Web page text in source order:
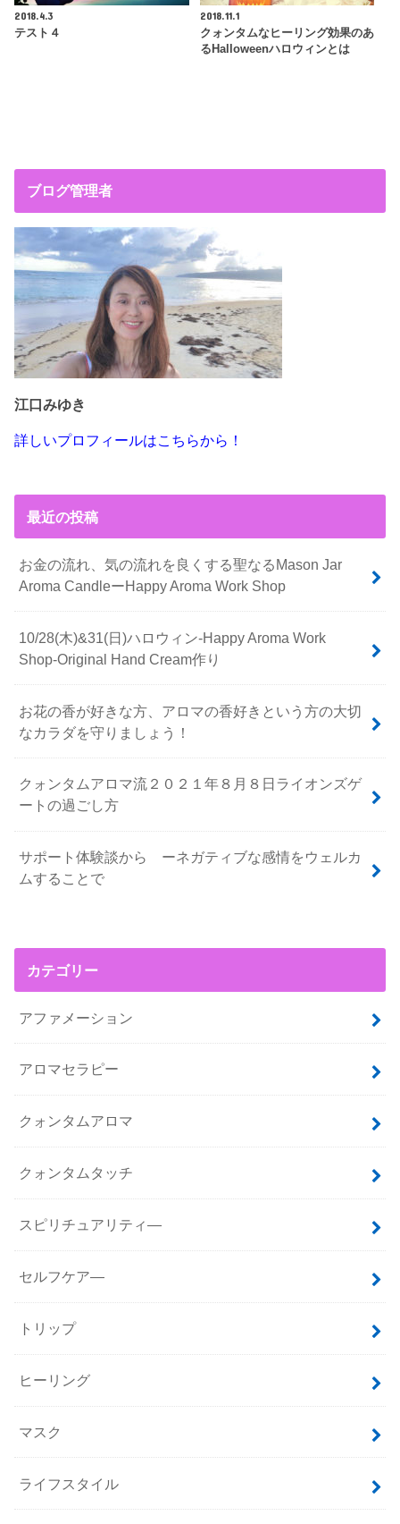
2018.4.3
テスト４
2018.11.1
クォンタムなヒーリング効果のあ
るHalloweenハロウィンとは
ブログ管理者
江口みゆき
詳しいプロフィールはこちらから！
最近の投稿
お金の流れ、気の流れを良くする聖なるMason Jar
Aroma CandleーHappy Aroma Work Shop
10/28(木)&31(日)ハロウィン-Happy Aroma Work
Shop-Original Hand Cream作り
お花の香が好きな方、アロマの香好きという方の大切
なカラダを守りましょう！
クォンタムアロマ流２０２１年８月８日ライオンズゲ
ートの過ごし方
サポート体験談から ーネガティブな感情をウェルカ
ムすることで
カテゴリー
アファメーション
アロマセラピー
クォンタムアロマ
クォンタムタッチ
スピリチュアリティ―
セルフケア―
トリップ
ヒーリング
マスク
ライフスタイル